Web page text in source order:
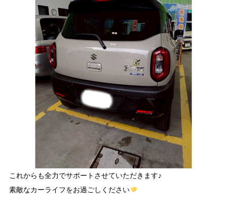
これからも全力でサポートさせていただきます♪
素敵なカーライフをお過ごしください